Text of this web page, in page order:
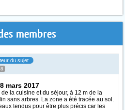
membres
du sujet
mars 2017
la cuisine et du séjour, à 12 m de la
sans arbres. La zone a été tracée au sol.
tendus pour être plus précis car les